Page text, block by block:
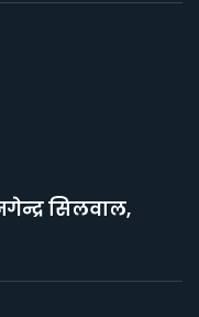
सिलवाल,